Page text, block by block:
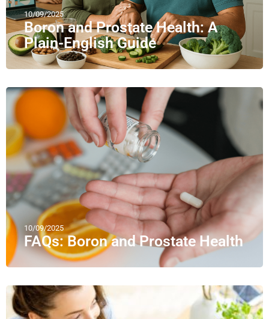
10/09/2025
Boron and Prostate Health: A
Plain-English Guide
10/09/2025
FAQs: Boron and Prostate Health